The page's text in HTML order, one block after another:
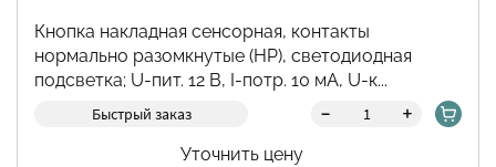
Кнопка накладная сенсорная, контакты
нормально разомкнутые (НР), светодиодная
подсветка; U-пит. 12 В, I-потр. 10 мА, U-к...
Быстрый заказ - +
Уточнить цену
Фильтры